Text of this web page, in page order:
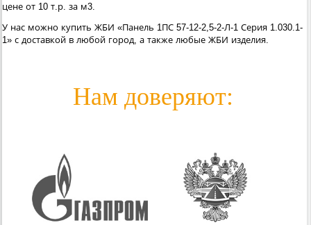
цене от 10 т.р. за м3.
У нас можно купить ЖБИ «Панель 1ПС 57-12-2,5-2-Л-1 Серия 1.030.1-
1» с доставкой в любой город, а также любые ЖБИ изделия.
Нам доверяют: